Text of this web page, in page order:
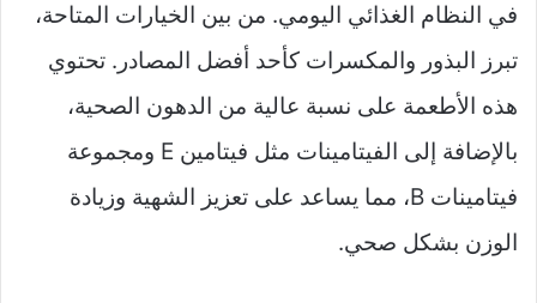
في النظام الغذائي اليومي. من بين الخيارات المتاحة،
تبرز البذور والمكسرات كأحد أفضل المصادر. تحتوي
هذه الأطعمة على نسبة عالية من الدهون الصحية،
بالإضافة إلى الفيتامينات مثل فيتامين E ومجموعة
فيتامينات B، مما يساعد على تعزيز الشهية وزيادة
الوزن بشكل صحي.